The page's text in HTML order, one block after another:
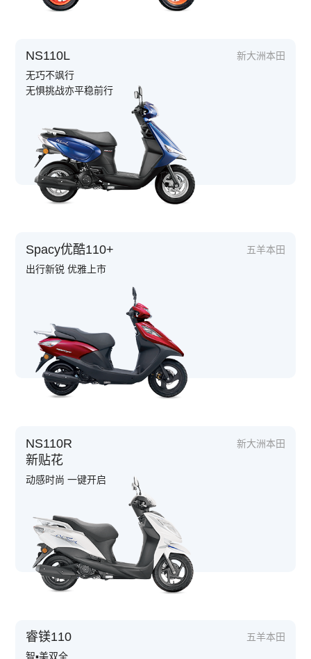
NS110L
新大洲本田
无巧不飒行
无惧挑战亦平稳前行
Spacy优酷110+
五羊本田
出行新锐 优雅上市
NS110R
新贴花
新大洲本田
动感时尚 一键开启
睿镁110
五羊本田
智▪美双全